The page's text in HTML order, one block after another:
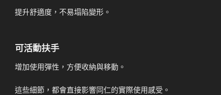
提升舒適度，不易塌陷變形。
可活動扶手
增加使用彈性，方便收納與移動。
這些細節，都會直接影響同仁的實際使用感受。